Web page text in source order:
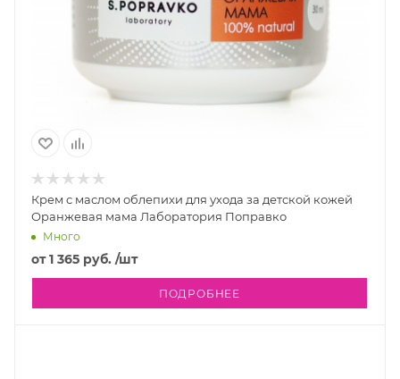
Крем с маслом облепихи для ухода за детской кожей
Оранжевая мама Лаборатория Поправко
Много
от1 365 руб. /шт
ПОДРОБНЕЕ